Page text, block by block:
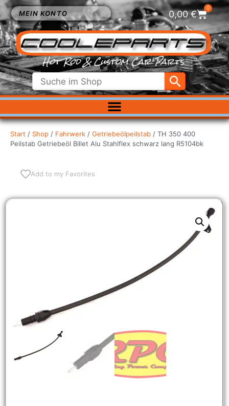
MEIN KONTO 0,00€
0
Hot Rod & Custom Car Parts
ELEKTRIK
EXTERIEUR
FAHRWERK
KÜHLUNG
MOTOR
Start / Shop / Fahrwerk / Getriebeölpeilstab / TH 350 400
Peilstab Getriebeöl Billet Alu Stahlflex schwarz lang R5104bk
Add to my Favorites